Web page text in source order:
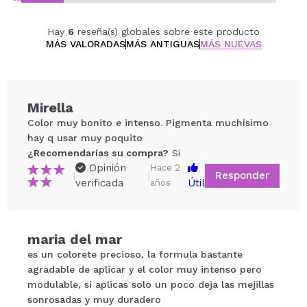
Hay 6 reseña(s) globales sobre este producto
MÁS VALORADASMÁS ANTIGUASMÁS NUEVAS
Compartir un vídeo o una foto
Tu vídeo podría ser el primero. Imagínatelo...
¿Recomendarías su compra?
Mirella
Color muy bonito e intenso. Pigmenta muchísimo
hay q usar muy poquito
¿Recomendarías su compra? Si
|
Opinión
verificada
|
Hace 2
años
Útil
Responder
maria del mar
es un colorete precioso, la formula bastante
agradable de aplicar y el color muy intenso pero
modulable, si aplicas solo un poco deja las mejillas
sonrosadas y muy duradero